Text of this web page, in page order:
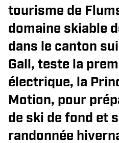
tourisme de
domaine skiable
dans le canton
Gall, teste la
électrique, la
Motion, pour
de ski de fond et
randonnée